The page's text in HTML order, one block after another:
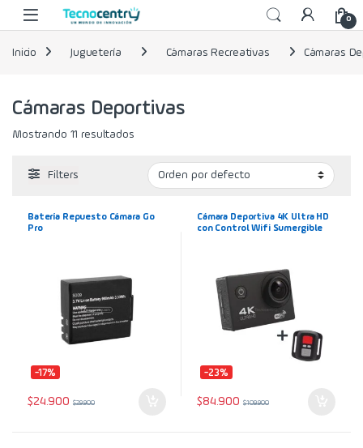
Skip to navigation
Skip to content
0
Inicio Juguetería Cámaras Recreativas Cámaras
Cámaras Deportivas
Mostrando 11 resultados
Filters
Batería Repuesto Cámara Go
Pro
-17%
$24.900 $29.900
Cámara Deportiva 4K Ultra HD
con Control Wifi Sumergible
-23%
$84.900 $109.900